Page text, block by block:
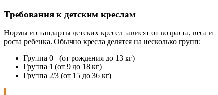
Требования к детским креслам
Нормы и стандарты детских кресел зависят от возраста, веса и
роста ребенка. Обычно кресла делятся на несколько групп:
Группа 0+ (от рождения до 13 кг)
Группа 1 (от 9 до 18 кг)
Группа 2/3 (от 15 до 36 кг)